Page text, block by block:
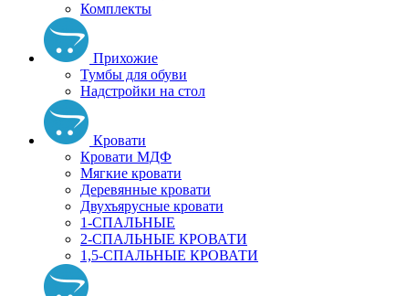
Комплекты
Прихожие
Тумбы для обуви
Надстройки на стол
Кровати
Кровати МДФ
Мягкие кровати
Деревянные кровати
Двухъярусные кровати
1-СПАЛЬНЫЕ
2-СПАЛЬНЫЕ КРОВАТИ
1,5-СПАЛЬНЫЕ КРОВАТИ